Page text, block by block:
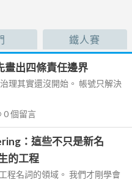
鐵人賽
畫出四條責任邊界
理其實還沒開始。 帳號只解決
0個留言
：這些不只是新名
的工程
程名詞的領域。 我們才剛學會